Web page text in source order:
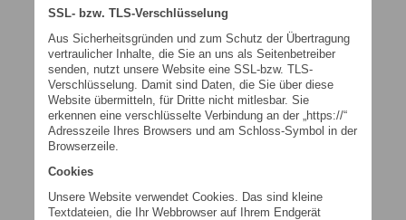
SSL- bzw. TLS-Verschlüsselung
Aus Sicherheitsgründen und zum Schutz der Übertragung
vertraulicher Inhalte, die Sie an uns als Seitenbetreiber
senden, nutzt unsere Website eine SSL-bzw. TLS-
Verschlüsselung. Damit sind Daten, die Sie über diese
Website übermitteln, für Dritte nicht mitlesbar. Sie
erkennen eine verschlüsselte Verbindung an der „https://“
Adresszeile Ihres Browsers und am Schloss-Symbol in der
Browserzeile.
Cookies
Unsere Website verwendet Cookies. Das sind kleine
Textdateien, die Ihr Webbrowser auf Ihrem Endgerät